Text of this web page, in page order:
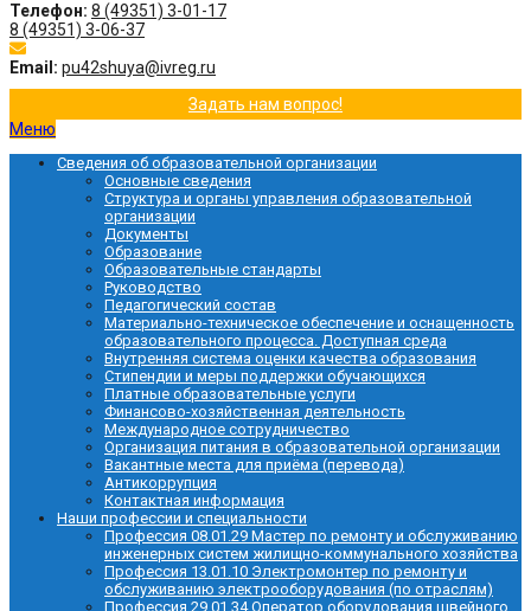
Телефон: 8 (49351) 3-01-17
8 (49351) 3-06-37
Email: pu42shuya@ivreg.ru
Задать нам вопрос!
Меню
Сведения об образовательной организации
Основные сведения
Структура и органы управления образовательной
организации
Документы
Образование
Образовательные стандарты
Руководство
Педагогический состав
Материально-техническое обеспечение и оснащенность
образовательного процесса. Доступная среда
Внутренняя система оценки качества образования
Стипендии и меры поддержки обучающихся
Платные образовательные услуги
Финансово-хозяйственная деятельность
Международное сотрудничество
Организация питания в образовательной организации
Вакантные места для приёма (перевода)
Антикоррупция
Контактная информация
Наши профессии и специальности
Профессия 08.01.29 Мастер по ремонту и обслуживанию
инженерных систем жилищно-коммунального хозяйства
Профессия 13.01.10 Электромонтер по ремонту и
обслуживанию электрооборудования (по отраслям)
Профессия 29.01.34 Оператор оборудования швейного